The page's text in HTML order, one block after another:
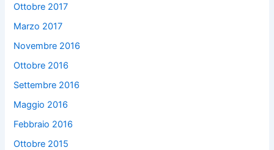
Ottobre 2017
Marzo 2017
Novembre 2016
Ottobre 2016
Settembre 2016
Maggio 2016
Febbraio 2016
Ottobre 2015